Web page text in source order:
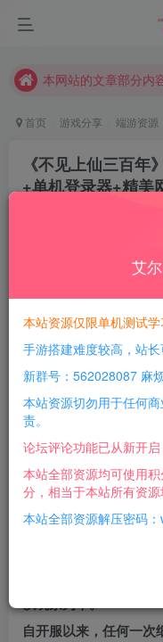
现在赞助会员享受专
首页 游戏分享 端游资源
《不见上仙三百
+单机登录器+精美
每日活跃最高可获
积分免费兑换！
游戏介绍：
首先感谢您选择了筑梦
行， 感谢有你。
本次更新特色:全网最强
三天合区，全民BOSS,
筑梦团队对于游戏的
以玩家为本。
自开服以来，任何一
艾
本站资源仅限单机测试
手游搭建难度较高，站
新群号：562028087 麻
本站资源切勿用于任何
责。
论坛评论功能已从新开
本站全部资源均可使用
分，相当于本站所有资源
本站全部资源解压密码